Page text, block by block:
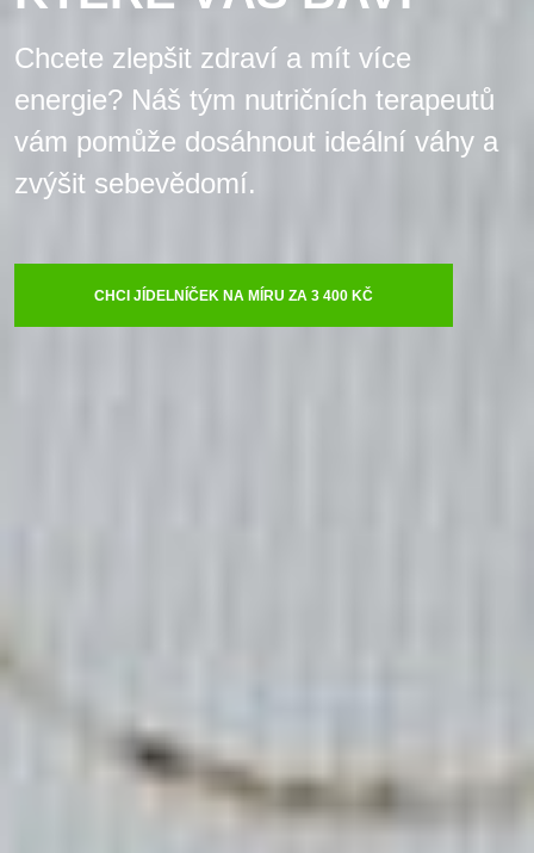
Chcete zlepšit zdraví a mít více
energie? Náš tým nutričních terapeutů
vám pomůže dosáhnout ideální váhy a
zvýšit sebevědomí.
CHCI JÍDELNÍČEK NA MÍRU ZA 3 400 KČ